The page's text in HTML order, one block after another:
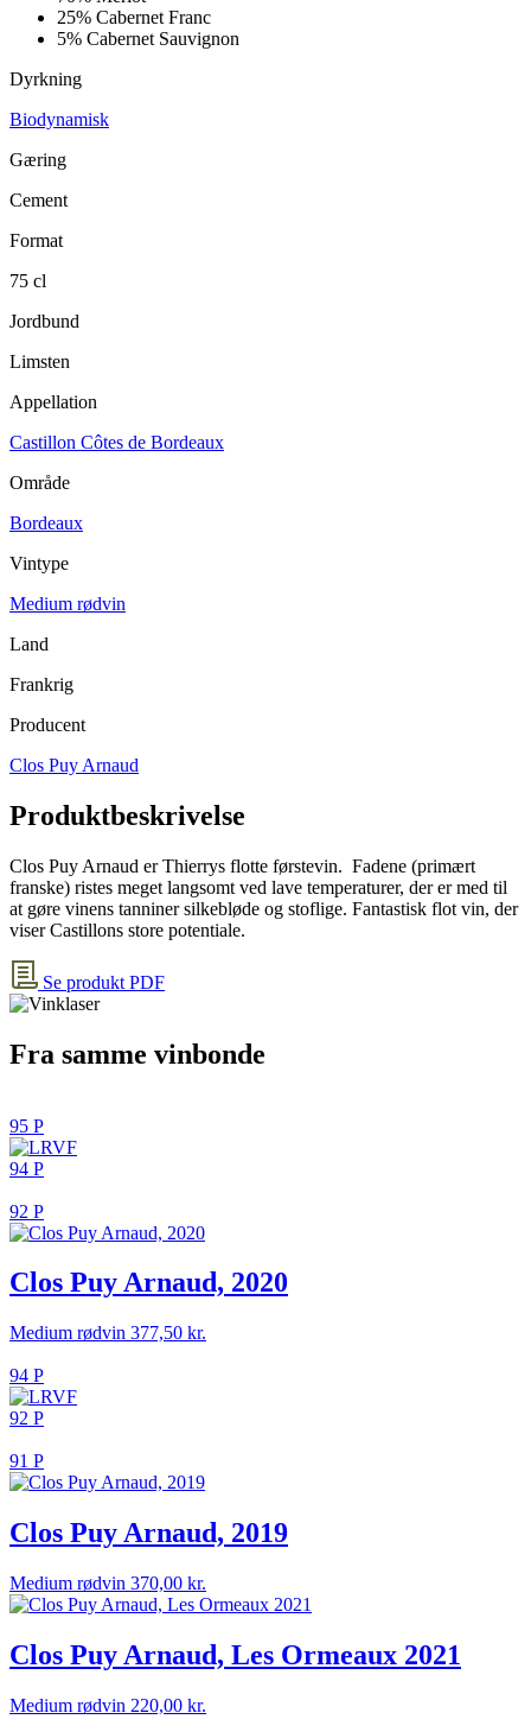
25% Cabernet Franc
5% Cabernet Sauvignon
Dyrkning
Biodynamisk
Gæring
Cement
Format
75 cl
Jordbund
Limsten
Appellation
Castillon Côtes de Bordeaux
Område
Bordeaux
Vintype
Medium rødvin
Land
Frankrig
Producent
Clos Puy Arnaud
Produktbeskrivelse
Clos Puy Arnaud er Thierrys flotte førstevin. Fadene (primært
franske) ristes meget langsomt ved lave temperaturer, der er med til
at gøre vinens tanniner silkebløde og stoflige. Fantastisk flot vin, der
viser Castillons store potentiale.
Se produkt PDF
Fra samme vinbonde
95 P
94 P
92 P
Clos Puy Arnaud, 2020
Medium rødvin 377,50 kr.
94 P
92 P
91 P
Clos Puy Arnaud, 2019
Medium rødvin 370,00 kr.
Clos Puy Arnaud, Les Ormeaux 2021
Medium rødvin 220,00 kr.